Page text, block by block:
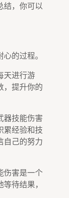
结，你可以
的过程。
天进行游
，提升你的
器技能伤害
累经验和技
自己的努力
伤害是一个
待结果，